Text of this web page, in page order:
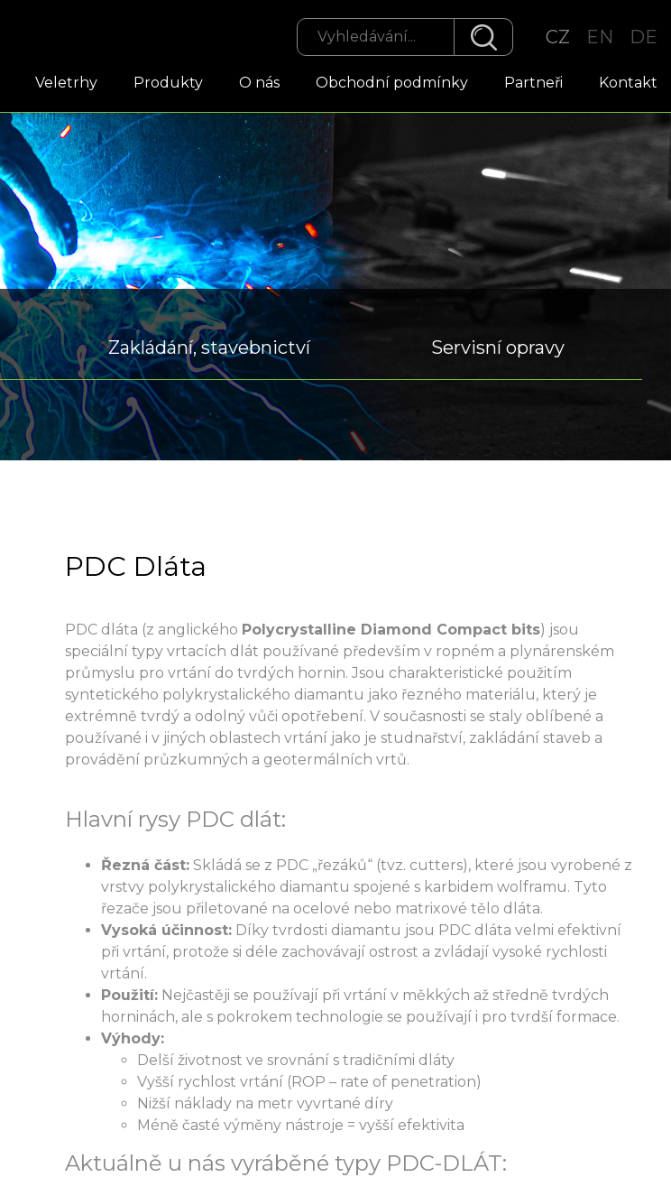
CZ EN DE
Veletrhy Produkty O nás Obchodní podmínky Partneři Kontakt
Zakládání, stavebnictví Servisní opravy
PDC Dláta
PDC dláta (z anglického Polycrystalline Diamond Compact bits) jsou
speciální typy vrtacích dlát používané především v ropném a plynárenském
průmyslu pro vrtání do tvrdých hornin. Jsou charakteristické použitím
syntetického polykrystalického diamantu jako řezného materiálu, který je
extrémně tvrdý a odolný vůči opotřebení. V současnosti se staly oblíbené a
používané i v jiných oblastech vrtání jako je studnařství, zakládání staveb a
provádění průzkumných a geotermálních vrtů.
Hlavní rysy PDC dlát:
Řezná část: Skládá se z PDC „řezáků“ (tvz. cutters), které jsou vyrobené z
vrstvy polykrystalického diamantu spojené s karbidem wolframu. Tyto
řezače jsou přiletované na ocelové nebo matrixové tělo dláta.
Vysoká účinnost: Díky tvrdosti diamantu jsou PDC dláta velmi efektivní
při vrtání, protože si déle zachovávají ostrost a zvládají vysoké rychlosti
vrtání.
Použití: Nejčastěji se používají při vrtání v měkkých až středně tvrdých
horninách, ale s pokrokem technologie se používají i pro tvrdší formace.
Výhody:
Delší životnost ve srovnání s tradičními dláty
Vyšší rychlost vrtání (ROP – rate of penetration)
Nižší náklady na metr vyvrtané díry
Méně časté výměny nástroje = vyšší efektivita
Aktuálně u nás vyráběné typy PDC-DLÁT: